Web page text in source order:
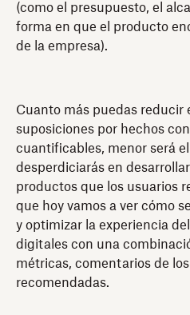
(como el presupuesto, el
forma en que el producto
de la empresa).
Cuanto más puedas reducir
suposiciones por hechos
cuantificables, menor será
desperdiciarás en
productos que los usuarios
que hoy vamos a ver cómo
y optimizar la experiencia
digitales con una
métricas, comentarios de
recomendadas.